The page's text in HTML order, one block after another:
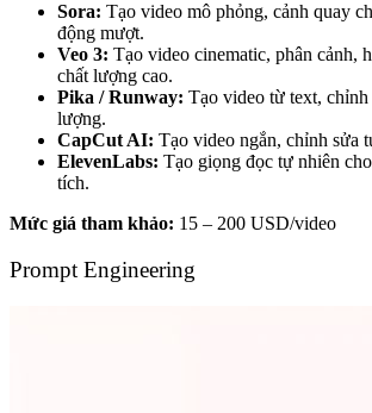
Sora: Tạo video mô phỏng, cảnh quay
động mượt.
Veo 3: Tạo video cinematic, phân cảnh,
chất lượng cao.
Pika / Runway: Tạo video từ text, chỉnh
lượng.
CapCut AI: Tạo video ngắn, chỉnh sửa
ElevenLabs: Tạo giọng đọc tự nhiên
tích.
Mức giá tham khảo: 15 – 200 USD/video
Prompt Engineering